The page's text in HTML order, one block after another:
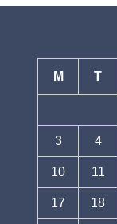
M T
3 4
10 11
17 18